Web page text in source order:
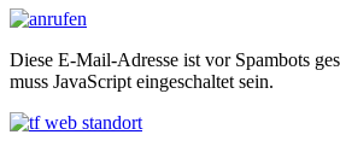
Diese E-Mail-Adresse ist vor Spambots
muss JavaScript eingeschaltet sein.